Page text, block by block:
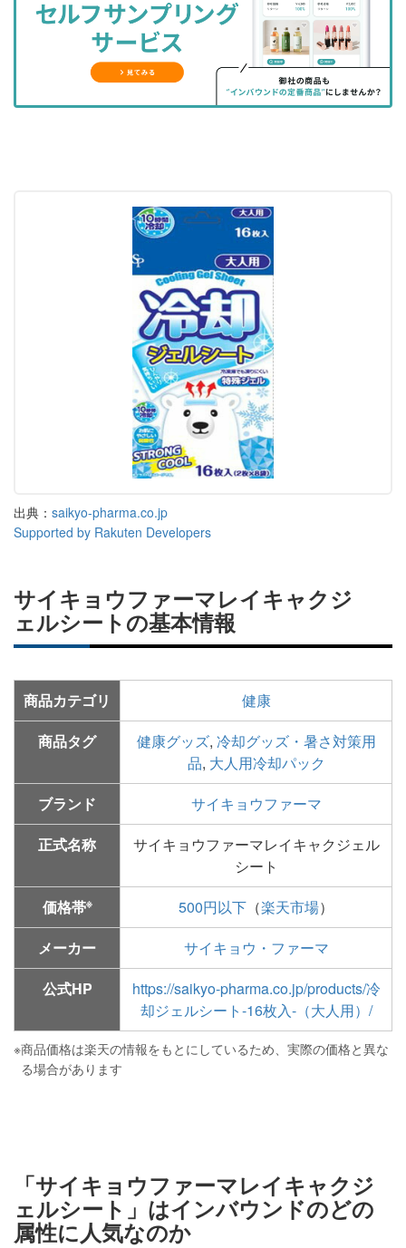
ェ
る
ェ
ア
す
る
マ
に
読
す
る
す
る
出典： saikyo-pharma.co.jp
Supported by Rakuten Developers
サイキョウファーマレイキャクジ
ェルシートの基本情報
商品カテゴリ
健康
商品タグ
健康グッズ, 冷却グッズ・暑さ対策用
品, 大人用冷却パック
ブランド
サイキョウファーマ
正式名称
サイキョウファーマレイキャクジェル
シート
価格帯※ 500円以下 （楽天市場）
メーカー
サイキョウ・ファーマ
公式HP
https://saikyo-pharma.co.jp/products/冷
却ジェルシート-16枚入-（大人用）/
※商品価格は楽天の情報をもとにしているため、実際の価格と異な
る場合があります
「サイキョウファーマレイキャクジ
ェルシート」はインバウンドのどの
属性に人気なのか